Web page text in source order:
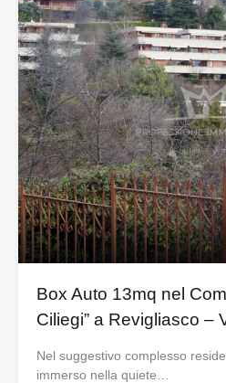
Box Auto 13mq nel
Ciliegi” a Revigliasco –
Nel suggestivo complesso
immerso nella quiete…